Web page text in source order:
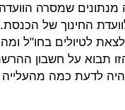
מנתונים שמסרה
החינוך של
לטיולים בחו"ל
תבוא על חשבון
יהיה לדעת כמה